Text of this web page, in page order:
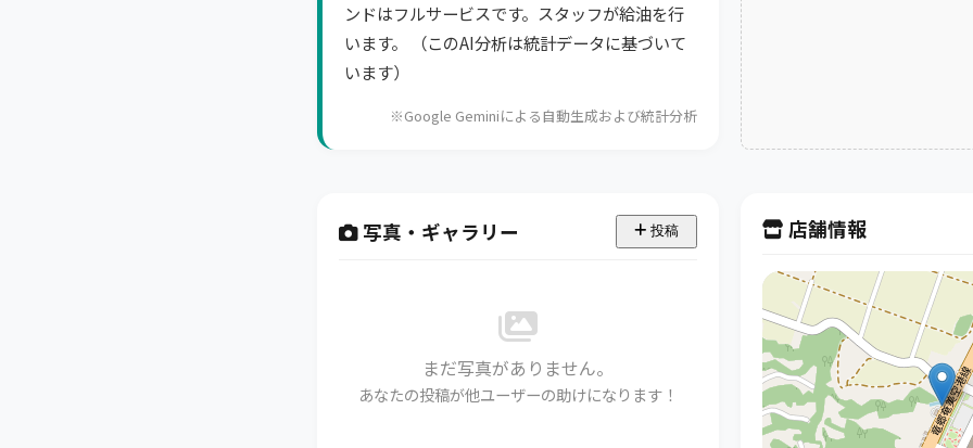
ンドはフルサービスです。スタッフが給油を行
います。 （このAI分析は統計データに基づいて
います）
※Google Geminiによる自動生成および統計分析
写真・ギャラリー 投稿
まだ写真がありません。
あなたの投稿が他ユーザーの助けになります！
店舗情報